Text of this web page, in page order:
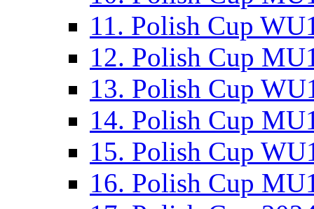
11. Polish Cup
12. Polish Cup
13. Polish Cup
14. Polish Cup
15. Polish Cup
16. Polish Cup